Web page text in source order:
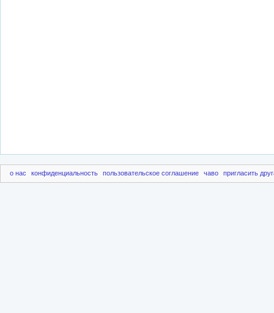
о нас конфиденциальность пользовательское соглашение чаво пригласить